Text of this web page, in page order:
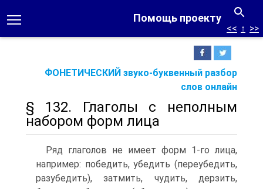
Помощь проекту
ФОНЕТИЧЕСКИЙ звуко-буквенный разбор
слов онлайн
<< ↑ >>
§ 132. Глаголы с неполным
набором форм лица
Ряд глаголов не имеет форм 1-го лица,
например: победить, убедить (переубедить,
разубедить), затмить, чудить, дерзить,